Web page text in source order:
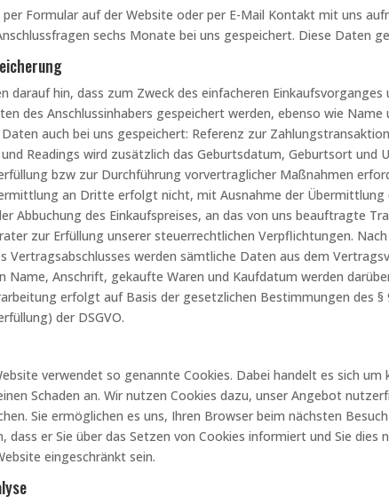
per Formular auf der Website oder per E-Mail Kontakt mit uns
sechs Monate bei uns gespeichert. Diese Daten
darauf hin, dass zum Zweck des einfacheren
des Anschlussinhabers gespeichert werden, ebenso wie
auch bei uns gespeichert: Referenz zur
und Readings wird zusätzlich das Geburtsdatum, Geburtsort
bzw zur Durchführung vorvertraglicher Maßnahmen
an Dritte erfolgt nicht, mit Ausnahme der
Abbuchung des Einkaufspreises, an das von uns beauftragte
zur Erfüllung unserer steuerrechtlichen Verpflichtungen.
Vertragsabschlusses werden sämtliche Daten aus dem
Name, Anschrift, gekaufte Waren und Kaufdatum werden
erfolgt auf Basis der gesetzlichen Bestimmungen des
der DSGVO.
verwendet so genannte Cookies. Dabei handelt es sich
Schaden an. Wir nutzen Cookies dazu, unser Angebot
Sie ermöglichen es uns, Ihren Browser beim nächsten
dass er Sie über das Setzen von Cookies informiert und Sie
eingeschränkt sein.